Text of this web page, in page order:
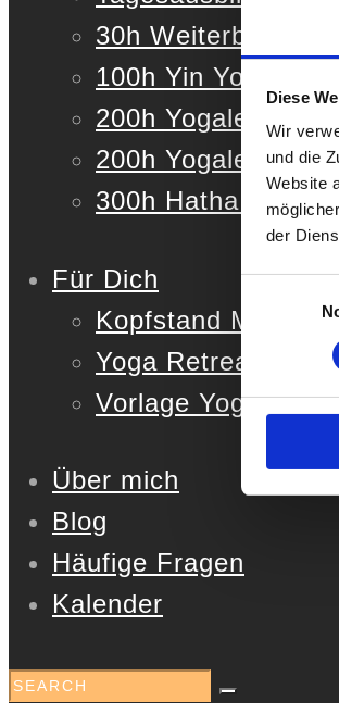
Diese
Wir
und die
Website
der
30h Weiterbildung
100h Yin Yoga &
200h Yogalehrer
200h Yogalehrer
300h Hatha &
Für Dich
Kopfstand
Yoga Retreat Kit
Vorlage Yoga
Über mich
Blog
Häufige Fragen
Kalender